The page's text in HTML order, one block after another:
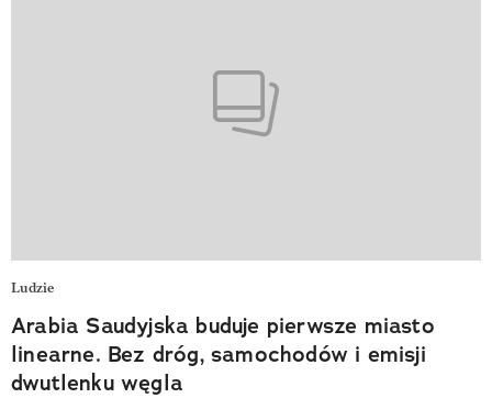
Ludzie
Arabia Saudyjska buduje pierwsze miasto
linearne. Bez dróg, samochodów i emisji
dwutlenku węgla